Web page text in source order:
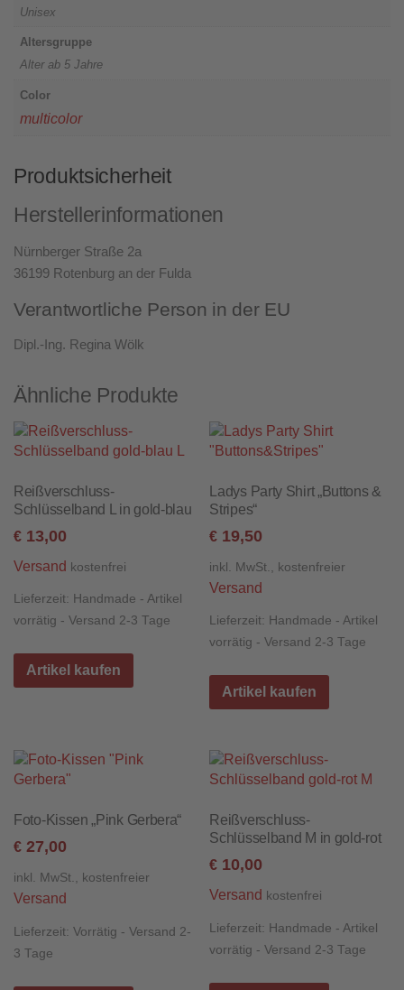
Unisex
Altersgruppe
Alter ab 5 Jahre
Color
multicolor
Produktsicherheit
Herstellerinformationen
Nürnberger Straße 2a
36199 Rotenburg an der Fulda
Verantwortliche Person in der EU
Dipl.-Ing. Regina Wölk
Ähnliche Produkte
Reißverschluss-
Schlüsselband L in gold-blau
€ 13,00
Versand kostenfrei
Lieferzeit: Handmade - Artikel
vorrätig - Versand 2-3 Tage
Artikel kaufen
Ladys Party Shirt „Buttons &
Stripes“
€ 19,50
inkl. MwSt., kostenfreier
Versand
Lieferzeit: Handmade - Artikel
vorrätig - Versand 2-3 Tage
Artikel kaufen
Foto-Kissen „Pink Gerbera“
€ 27,00
inkl. MwSt., kostenfreier
Versand
Lieferzeit: Vorrätig - Versand 2-
3 Tage
Reißverschluss-
Schlüsselband M in gold-rot
€ 10,00
Versand kostenfrei
Lieferzeit: Handmade - Artikel
vorrätig - Versand 2-3 Tage